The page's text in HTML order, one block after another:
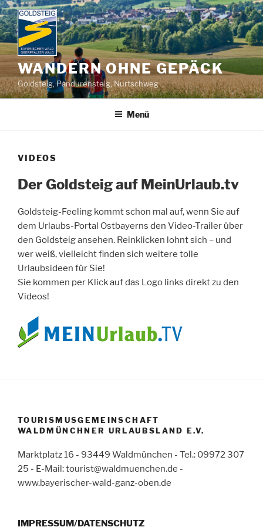
Zum
Inhalt
springen
WANDERN OHNE GEPÄCK
Goldsteig, Pandurensteig, Nurtschweg
Menü
VIDEOS
Der Goldsteig auf MeinUrlaub.tv
Goldsteig-Feeling kommt schon mal auf, wenn Sie auf
dem Urlaubs-Portal Ostbayerns den Video-Trailer über
den Goldsteig ansehen. Reinklicken lohnt sich – und
wer weiß, vielleicht finden sich weitere tolle
Urlaubsideen für Sie!
Sie kommen per Klick auf das Logo links direkt zu den
Videos!
TOURISMUSGEMEINSCHAFT
WALDMÜNCHNER URLAUBSLAND E.V.
Marktplatz 16 - 93449 Waldmünchen - Tel.: 09972 307
25 - E-Mail: tourist@waldmuenchen.de -
www.bayerischer-wald-ganz-oben.de
IMPRESSUM/DATENSCHUTZ